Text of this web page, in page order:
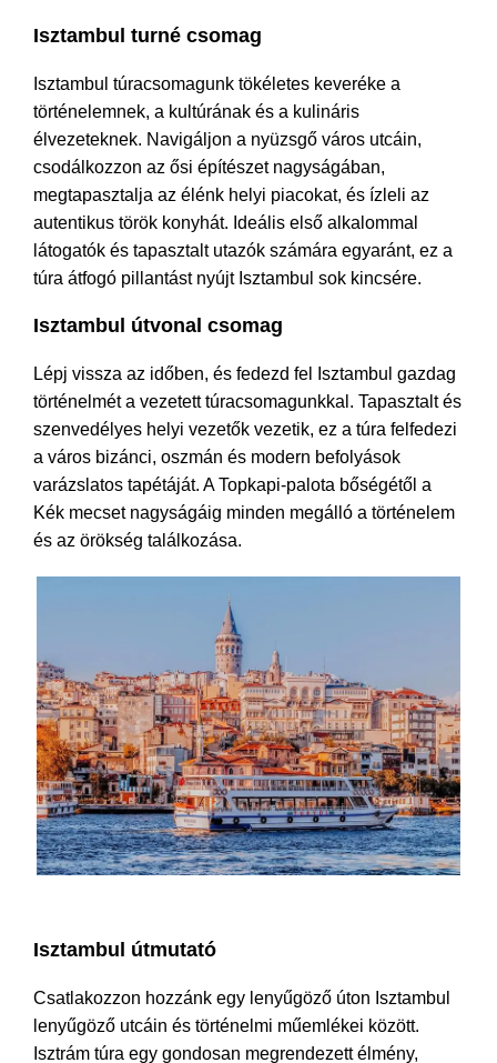
Isztambul turné csomag
Isztambul túracsomagunk tökéletes keveréke a
történelemnek, a kultúrának és a kulináris
élvezeteknek. Navigáljon a nyüzsgő város utcáin,
csodálkozzon az ősi építészet nagyságában,
megtapasztalja az élénk helyi piacokat, és ízleli az
autentikus török konyhát. Ideális első alkalommal
látogatók és tapasztalt utazók számára egyaránt, ez a
túra átfogó pillantást nyújt Isztambul sok kincsére.
Isztambul útvonal csomag
Lépj vissza az időben, és fedezd fel Isztambul gazdag
történelmét a vezetett túracsomagunkkal. Tapasztalt és
szenvedélyes helyi vezetők vezetik, ez a túra felfedezi
a város bizánci, oszmán és modern befolyások
varázslatos tapétáját. A Topkapi-palota bőségétől a
Kék mecset nagyságáig minden megálló a történelem
és az örökség találkozása.
Isztambul útmutató
Csatlakozzon hozzánk egy lenyűgöző úton Isztambul
lenyűgöző utcáin és történelmi műemlékei között.
Isztrám túra egy gondosan megrendezett élmény,